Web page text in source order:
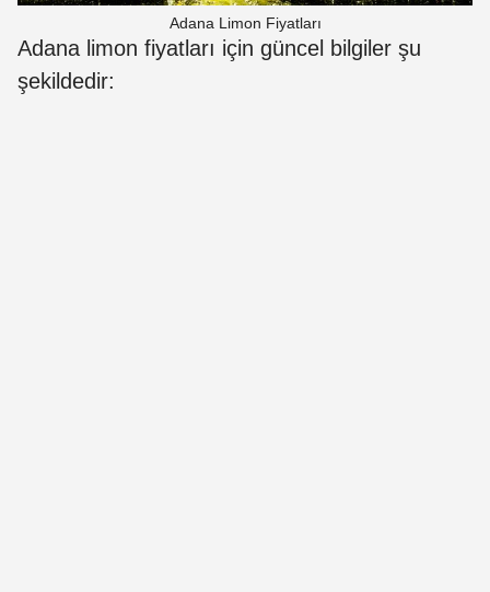
Adana Limon Fiyatları
Adana limon fiyatları için güncel bilgiler şu
şekildedir: